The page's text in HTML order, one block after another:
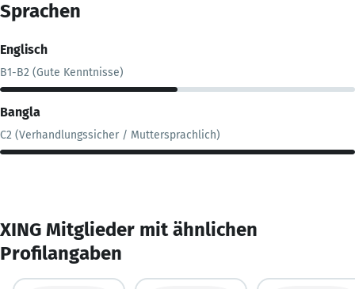
Sprachen
Englisch
B1-B2 (Gute Kenntnisse)
Bangla
C2 (Verhandlungssicher / Muttersprachlich)
XING Mitglieder mit ähnlichen
Profilangaben